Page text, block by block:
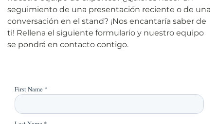
seguimiento de una presentación reciente o de una
conversación en el stand? ¡Nos encantaría saber de
ti! Rellena el siguiente formulario y nuestro equipo
se pondrá en contacto contigo.